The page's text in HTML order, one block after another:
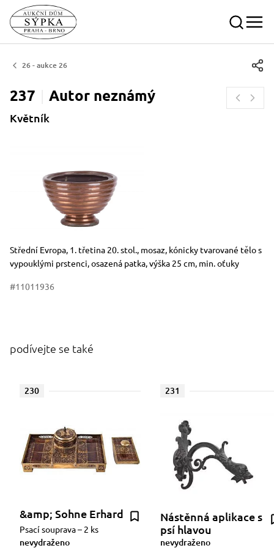
26 - aukce 26
237 Autor neznámý
Květník
Rozměry
Stručný popis předmětu
Střední Evropa, 1. třetina 20. stol., mosaz, kónicky tvarované tělo s
vypouklými prstenci, osazená patka, výška 25 cm, min. oťuky
#11011936
podívejte se také
230
&amp; Sohne Erhard
Psací souprava – 2 ks
nevydraženo
231
Nástěnná aplikace s
psí hlavou
nevydraženo